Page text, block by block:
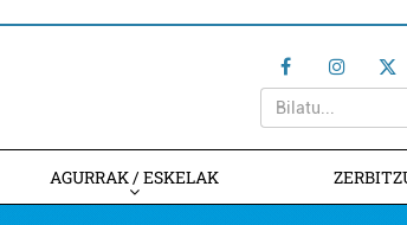
AGURRAK / ESKELAK